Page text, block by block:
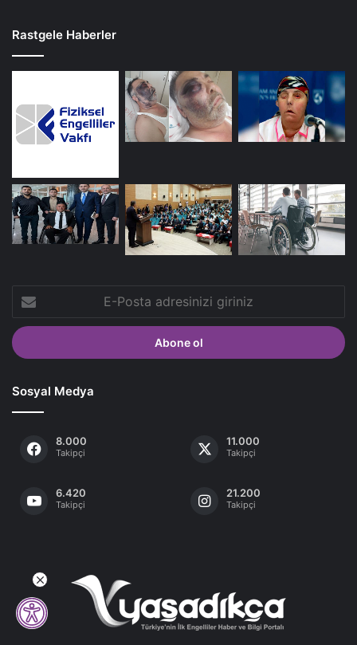
Rastgele Haberler
Posta
adresinizi
giriniz
Sosyal Medya
8.000
Takipçi
11.000
Takipçi
6.420
Takipçi
21.200
Takipçi